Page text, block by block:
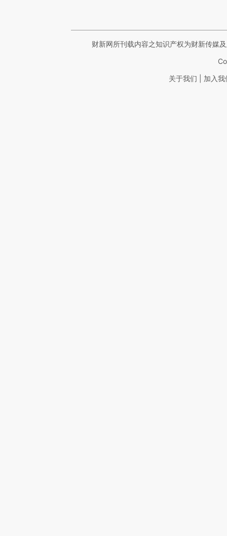
财新网所刊载内容之知识产权为财新传媒
关于我们 加入我